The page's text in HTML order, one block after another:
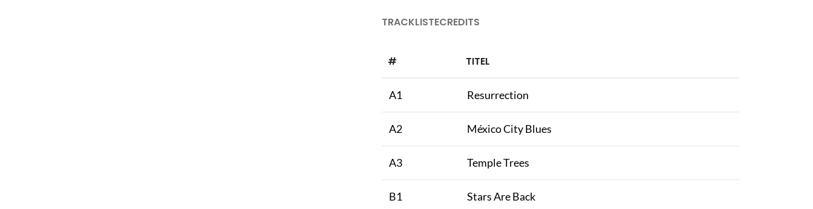
TRACKLISTECREDITS
# TITEL
A1 Resurrection
A2 México City Blues
A3 Temple Trees
B1 Stars Are Back